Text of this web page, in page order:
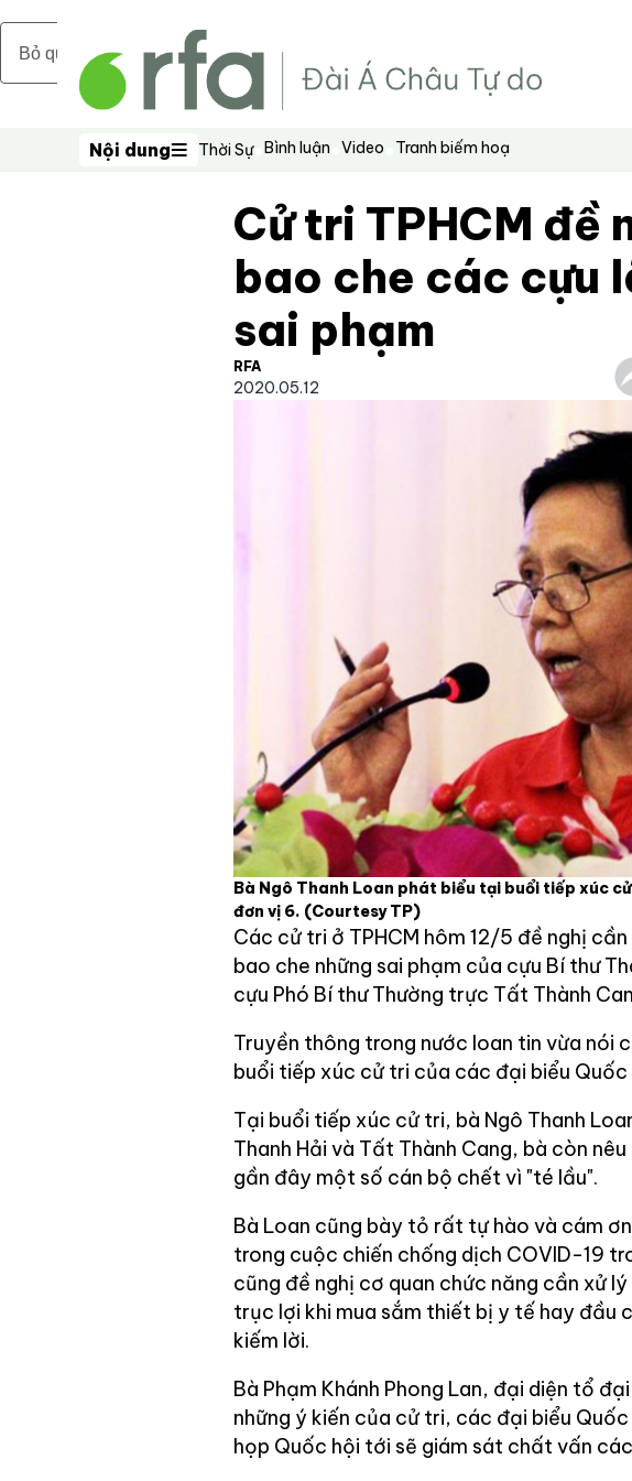
Bỏ qua nội dung chính
Nội dung
Nội dung Thời Sự Bình luận Video Tranh biếm hoạ
Cử tri TPHCM đề
bao che các cựu
sai phạm
RFA
2020.05.12
Bà Ngô Thanh Loan phát biểu tại buổi tiếp xúc
đơn vị 6. (Courtesy TP)
Các cử tri ở TPHCM hôm 12/5 đề nghị
bao che những sai phạm của cựu Bí thư
cựu Phó Bí thư Thường trực Tất Thành
Truyền thông trong nước loan tin vừa nói
buổi tiếp xúc cử tri của các đại biểu Quốc
Tại buổi tiếp xúc cử tri, bà Ngô Thanh
Thanh Hải và Tất Thành Cang, bà còn
gần đây một số cán bộ chết vì "té lầu".
Bà Loan cũng bày tỏ rất tự hào và cám
trong cuộc chiến chống dịch COVID-19
cũng đề nghị cơ quan chức năng cần xử
trục lợi khi mua sắm thiết bị y tế hay đầu
kiếm lời.
Bà Phạm Khánh Phong Lan, đại diện tổ
những ý kiến của cử tri, các đại biểu
họp Quốc hội tới sẽ giám sát chất vấn